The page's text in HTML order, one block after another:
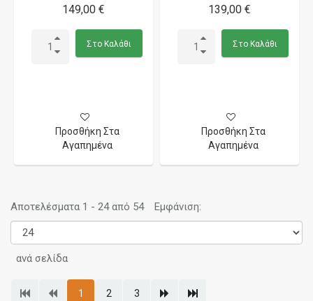
149,00 €
Στο Καλάθι
Προσθήκη Στα
Αγαπημένα
139,00 €
Στο Καλάθι
Προσθήκη Στα
Αγαπημένα
Αποτελέσματα 1 - 24 από 54 Εμφάνιση:
ανά σελίδα
1 2 3